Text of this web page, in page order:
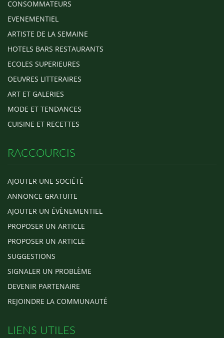
CONSOMMATEURS
EVENEMENTIEL
ARTISTE DE LA SEMAINE
HOTELS BARS RESTAURANTS
ECOLES SUPERIEURES
OEUVRES LITTERAIRES
ART ET GALERIES
MODE ET TENDANCES
CUISINE ET RECETTES
RACCOURCIS
AJOUTER UNE SOCIÉTÉ
ANNONCE GRATUITE
AJOUTER UN ÉVÈNEMENTIEL
PROPOSER UN ARTICLE
PROPOSER UN ARTICLE
SUGGESTIONS
SIGNALER UN PROBLÈME
DEVENIR PARTENAIRE
REJOINDRE LA COMMUNAUTÉ
LIENS UTILES